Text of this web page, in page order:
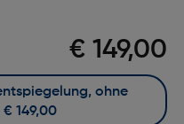
€ 149,00
€ 149,00